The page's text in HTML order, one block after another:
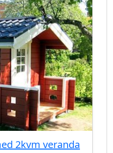
2kvm veranda